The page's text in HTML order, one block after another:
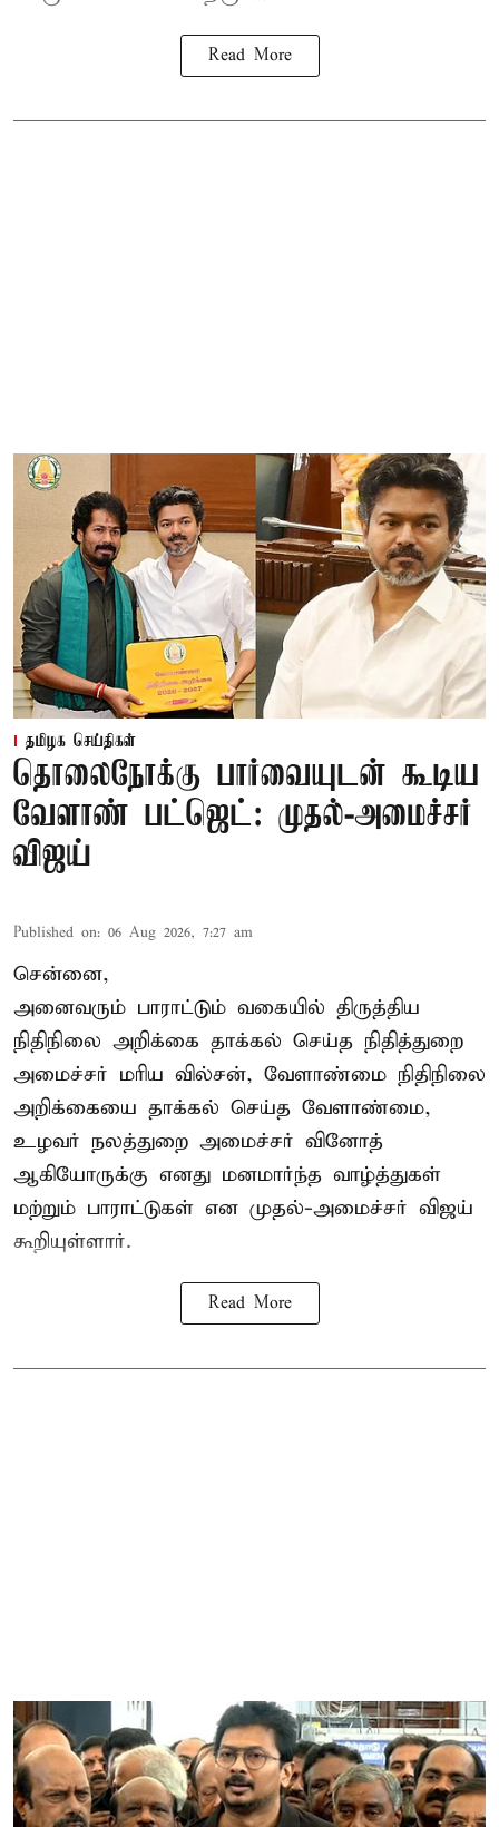
Read More
தமிழக செய்திகள்
தொலைநோக்கு பார்வையுடன் கூடிய
வேளாண் பட்ஜெட்: முதல்-அமைச்சர்
விஜய்
Published on: 06 Aug 2026, 7:27 am
சென்னை,
அனைவரும் பாராட்டும் வகையில் திருத்திய
நிதிநிலை அறிக்கை தாக்கல் செய்த நிதித்துறை
அமைச்சர் மரிய வில்சன், வேளாண்மை நிதிநிலை
அறிக்கையை தாக்கல் செய்த வேளாண்மை,
உழவர் நலத்துறை அமைச்சர் வினோத்
ஆகியோருக்கு எனது மனமார்ந்த வாழ்த்துகள்
மற்றும் பாராட்டுகள் என முதல்-அமைச்சர் விஜய்
கூறியுள்ளார்.
Read More